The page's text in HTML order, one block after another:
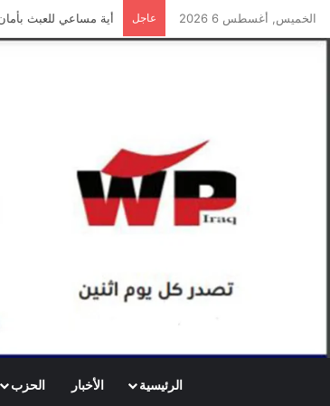
الخميس, أغسطس 6 2026 عاجل جريدة الى الامام العدد 296 – 28/07/2026
الرئيسية الأخبار الحزب